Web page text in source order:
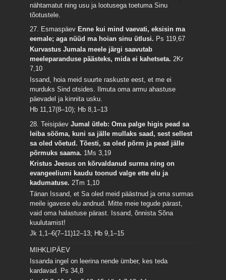
nähtamatut ning usu ja lootusega toetuma Sinu
tõotustele.
27. EsmaspäevEnne kui mind vaevati, eksisin ma
eemale; aga nüüd ma hoian sinu ütlusi. Ps 119,67
Kurvastus Jumala meele järgi saavutab
meeleparanduse päästeks, mida ei kahetseta.2Kr
7,10
Issand, hoia meid suurte raskuste eest, et me ei
murduks Sind otsides. Ilmuta oma armu ahastuse
päevadel ja kinnita usku.
Hb 11,17(8–10); Hb 8,1–13
28. TeisipäevJumal ütleb: Oma palge higis pead sa
leiba sööma, kuni sa jälle mullaks saad, sest sellest
sa oled võetud. Tõesti, sa oled põrm ja pead jälle
põrmuks saama. 1Ms 3,19
Kristus Jeesus on kõrvaldanud surma ning on
evangeeliumi kaudu toonud valge ette elu ja
kadumatuse.2Tm 1,10
Tänan Issand, et Sa oled meid päästnud ja oma surmas
meile igavese elu andnud. Mitte meie tegude pärast,
vaid oma halastuse pärast. Issand, õnnista Sõna
kuulutamist!
Jk 1,1–6(7–11)12–13; Hb 9,1–15
MIHKLIPÄEV
Issanda ingel on leerina nende ümber, kes teda
kardavad.
Ps 34,8